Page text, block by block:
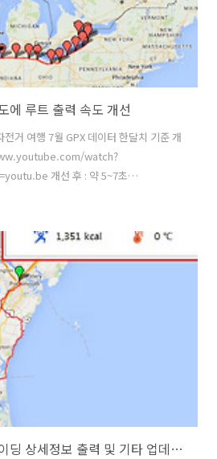
루트 출력 속도 개선
거 여행 7월 GPX 데이터 한달치 기준 개
watch?
개선 후 : 약 5~7초
같은 경우는 이전보다 약간 빠르거나 같
화면에 출력할 때는 속도가 빠르지만 DB
적으로 1~2단계의 프로세스를 더 거쳐
었다. 이유는 조회하고 그 결과안에서
는 파싱 작업 때문..
GpsLog Manager - 라이딩 상세정보 출력 및 기타 업데이트